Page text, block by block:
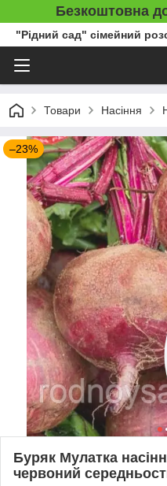
Безкоштовна
"Рідний сад" сімейний
Товари Насіння
–23%
Буряк Мулатка
червоний